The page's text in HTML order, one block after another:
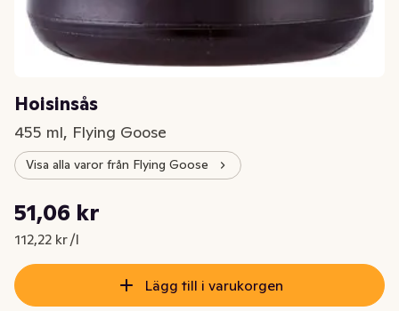
Hoisinsås
455 ml, Flying Goose
Visa alla varor från Flying Goose
Nuvarande pris är: 51,06 kr
51,06 kr
112,22 kr /l
Styckpris: 112,22 kr /l
Lägg till i varukorgen